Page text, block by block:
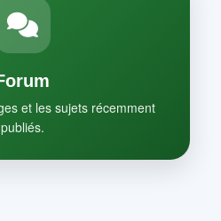
et les sujets récemment
publiés.